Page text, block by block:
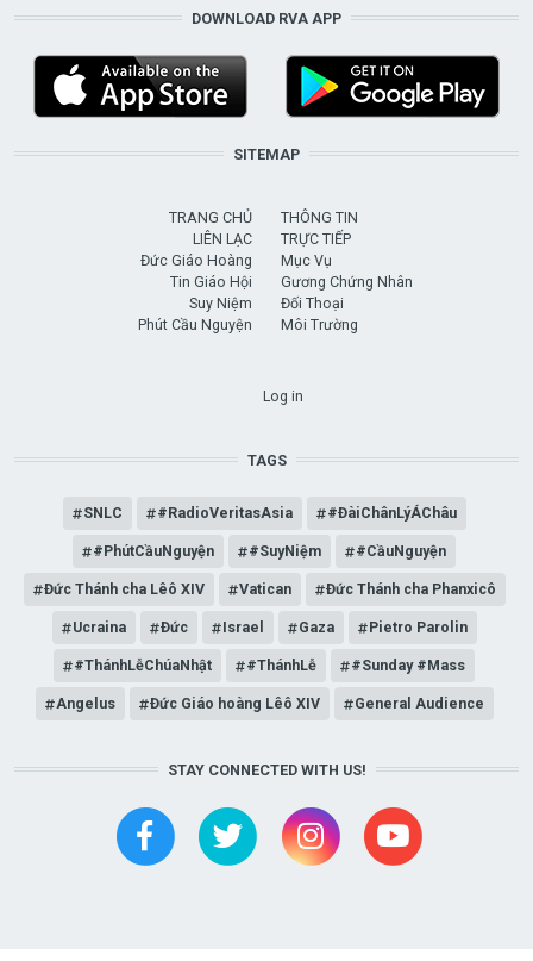
DOWNLOAD RVA APP
SITEMAP
TRANG CHỦ
LIÊN LẠC
Đức Giáo Hoàng
Tin Giáo Hội
Suy Niệm
Phút Cầu Nguyện
THÔNG TIN
TRỰC TIẾP
Mục Vụ
Gương Chứng Nhân
Đối Thoại
Môi Trường
Log in
TAGS
SNLC #RadioVeritasAsia #ĐàiChânLýÁChâu
#PhútCầuNguyện #SuyNiệm #CầuNguyện
Đức Thánh cha Lêô XIV Vatican Đức Thánh cha Phanxicô
Ucraina Đức Israel Gaza Pietro Parolin
#ThánhLễChúaNhật #ThánhLễ #Sunday #Mass
Angelus Đức Giáo hoàng Lêô XIV General Audience
STAY CONNECTED WITH US!